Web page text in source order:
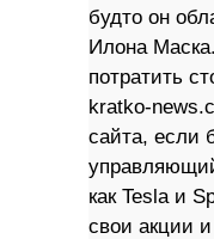
будто он
Илона
потратить
kratko-
сайта, если
как Tesla и
свои акции